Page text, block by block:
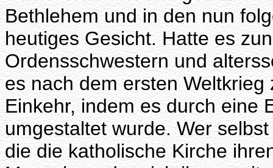
Bethlehem und in den nun
heutiges Gesicht. Hatte es
Ordensschwestern und
es nach dem ersten
Einkehr, indem es durch eine
umgestaltet wurde. Wer
die die katholische Kirche